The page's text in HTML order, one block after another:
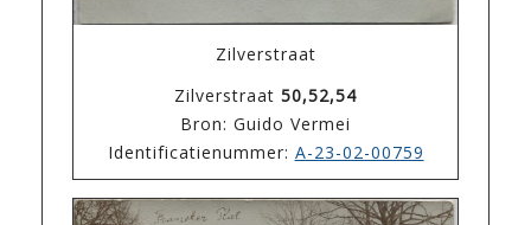
Zilverstraat
Zilverstraat 50,52,54
Bron: Guido Vermei
Identificatienummer: A-23-02-00759